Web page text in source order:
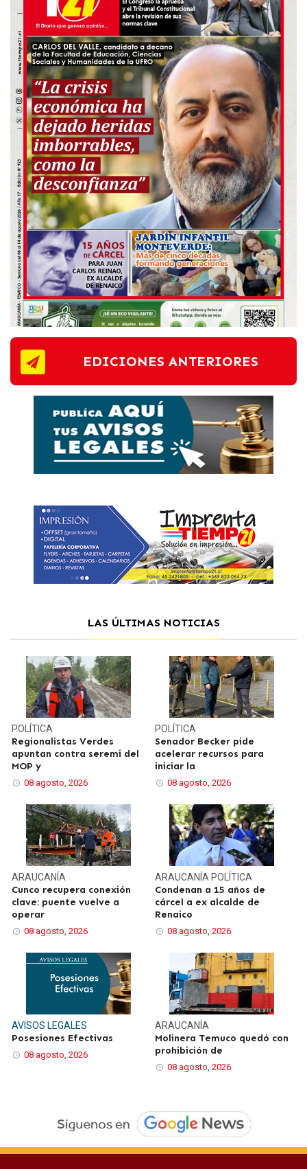
EDICIONES ANTERIORES
LAS ÚLTIMAS NOTICIAS
POLÍTICA
Regionalistas Verdes
apuntan contra seremi del
MOP y
08 agosto, 2026
POLÍTICA
Senador Becker pide
acelerar recursos para
iniciar la
08 agosto, 2026
ARAUCANÍA
Cunco recupera conexión
clave: puente vuelve a
operar
08 agosto, 2026
ARAUCANÍA POLÍTICA
Condenan a 15 años de
cárcel a ex alcalde de
Renaico
08 agosto, 2026
AVISOS LEGALES
Posesiones Efectivas
08 agosto, 2026
ARAUCANÍA
Molinera Temuco quedó con
prohibición de
08 agosto, 2026